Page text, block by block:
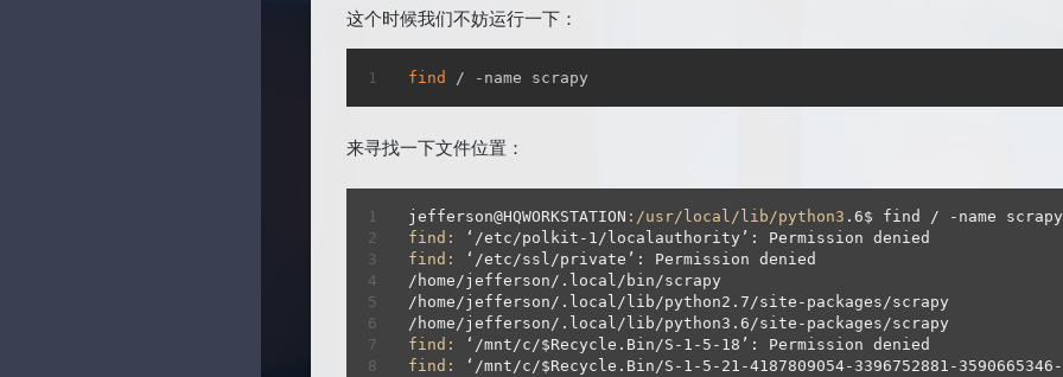
这个时候我们不妨运行一下：
find / -name scrapy
来寻找一下文件位置：
jefferson@HQWORKSTATION :/usr/local/lib/python3 . 6
find:
‘/etc/polkit- 1
find:
‘/etc/ssl/private’: Permission denied
/home/jefferson/.local/bin/scrapy
/home/jefferson/.local/lib/python2. 7/site-packages/scrapy
/home/jefferson/.local/lib/python3. 6
find:
‘/mnt/c/$Recycle.Bin/S- 1 - 5 - 18
find:
‘/mnt/c/$Recycle.Bin/S- 1 - 5 - 21 -4187809054- 3396752881 - 3590665346 -